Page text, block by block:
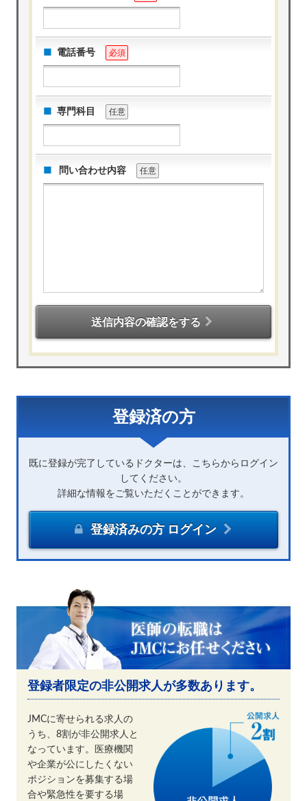
電話番号 必須
専門科目 任意
問い合わせ内容 任意
送信内容の確認をする
登録済の方
既に登録が完了しているドクターは、こちらからログイン
してください。
詳細な情報をご覧いただくことができます。
登録済みの方 ログイン
登録者限定の非公開求人が多数あります。
JMCに寄せられる求人の
うち、8割が非公開求人と
なっています。医療機関
や企業が公にしたくない
ポジションを募集する場
合や緊急性を要する場